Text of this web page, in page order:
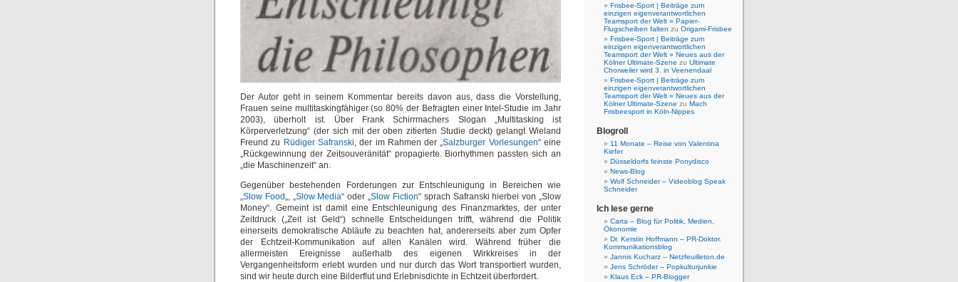
Der Autor geht in seinem Kommentar bereits davon aus, dass die Vorstellung,
Frauen seine multitaskingfähiger (so 80% der Befragten einer Intel-Studie im Jahr
2003), überholt ist. Über Frank Schirrmachers Slogan „Multitasking ist
Körperverletzung“ (der sich mit der oben zitierten Studie deckt) gelangt Wieland
Freund zu Rüdiger Safranski, der im Rahmen der „Salzburger Vorlesungen“ eine
„Rückgewinnung der Zeitsouveränität“ propagierte. Biorhythmen passten sich an
„die Maschinenzeit“ an.
Gegenüber bestehenden Forderungen zur Entschleunigung in Bereichen wie
„Slow Food„, „Slow Media“ oder „Slow Fiction“ sprach Safranski hierbei von „Slow
Money“. Gemeint ist damit eine Entschleunigung des Finanzmarktes, der unter
Zeitdruck („Zeit ist Geld“) schnelle Entscheidungen trifft, während die Politik
einerseits demokratische Abläufe zu beachten hat, andererseits aber zum Opfer
der Echtzeit-Kommunikation auf allen Kanälen wird. Während früher die
allermeisten Ereignisse außerhalb des eigenen Wirkkreises in der
Vergangenheitsform erlebt wurden und nur durch das Wort transportiert wurden,
sind wir heute durch eine Bilderflut und Erlebnisdichte in Echtzeit überfordert.
Frisbee-Sport | Beiträge zum
einzigen eigenverantwortlichen
Teamsport der Welt » Papier-
Flugscheiben falten zu Origami-Frisbee
Frisbee-Sport | Beiträge zum
einzigen eigenverantwortlichen
Teamsport der Welt » Neues aus der
Kölner Ultimate-Szene zu Ultimate
Chorweiler wird 3. in Veenendaal
Frisbee-Sport | Beiträge zum
einzigen eigenverantwortlichen
Teamsport der Welt » Neues aus der
Kölner Ultimate-Szene zu Mach
Frisbeesport in Köln-Nippes
Blogroll
11 Monate – Reise von Valentina
Kiefer
Düsseldorfs feinste Ponydisco
News-Blog
Wolf Schneider – Videoblog Speak
Schneider
Ich lese gerne
Carta – Blog für Politik, Medien,
Ökonomie
Dr. Kerstin Hoffmann – PR-Doktor.
Kommunikationsblog
Jannis Kucharz – Netzfeuilleton.de
Jens Schröder – Popkulturjunkie
Klaus Eck – PR-Blogger